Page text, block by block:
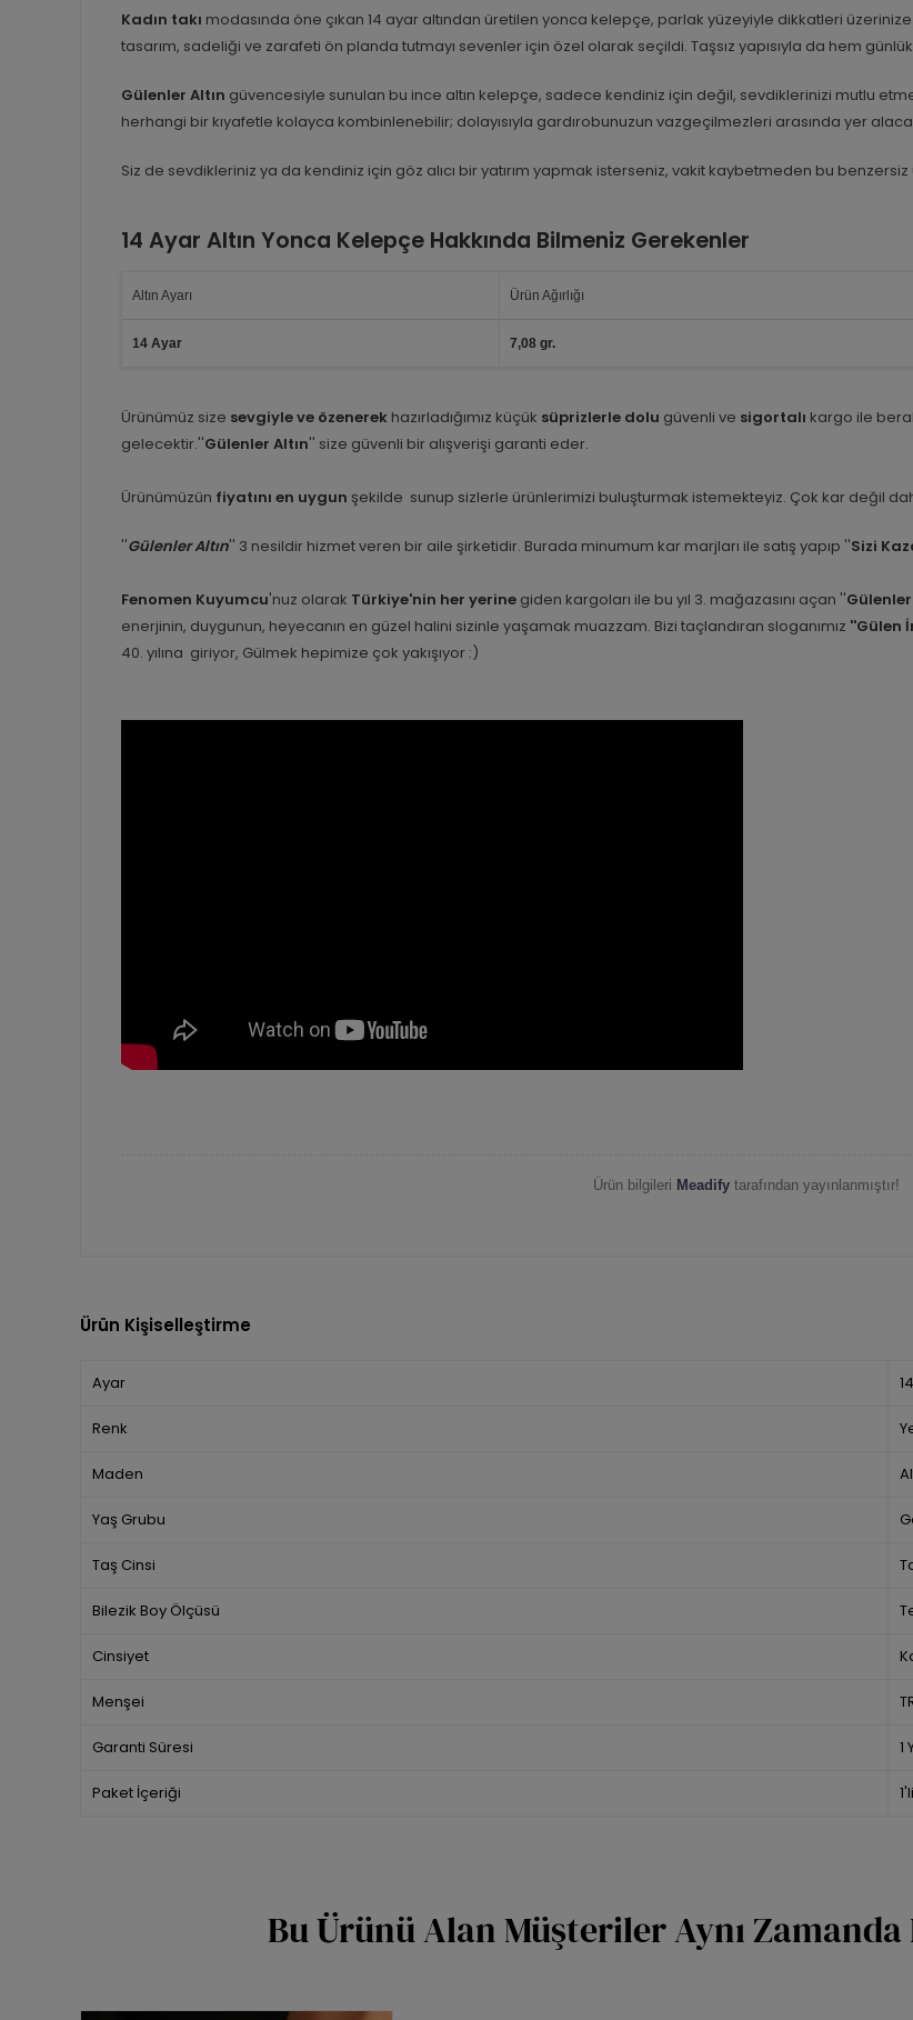
Kadın takı modasında öne çıkan 14 ayar altından üretilen yonca kelepçe, parlak yüzeyiyle dikkatleri
tasarım, sadeliği ve zarafeti ön planda tutmayı sevenler için özel olarak seçildi. Taşsız yapısıyla da hem
Gülenler Altın güvencesiyle sunulan bu ince altın kelepçe, sadece kendiniz için değil, sevdiklerinizi mutlu
herhangi bir kıyafetle kolayca kombinlenebilir; dolayısıyla gardırobunuzun vazgeçilmezleri arasında yer
Siz de sevdikleriniz ya da kendiniz için göz alıcı bir yatırım yapmak isterseniz, vakit kaybetmeden bu benzersiz
14 Ayar Altın Yonca Kelepçe Hakkında Bilmeniz Gerekenler
Altın Ayarı Ürün Ağırlığı
14 Ayar 7,08 gr.
Ürünümüz size sevgiyle ve özenerek hazırladığımız küçük süprizlerle dolu güvenli ve sigortalı kargo ile
gelecektir.''Gülenler Altın'' size güvenli bir alışverişi garanti eder.
Ürünümüzün fiyatını en uygun şekilde sunup sizlerle ürünlerimizi buluşturmak istemekteyiz. Çok kar değil
''Gülenler Altın'' 3 nesildir hizmet veren bir aile şirketidir. Burada minumum kar marjları ile satış yapıp ''Sizi
Fenomen Kuyumcu'nuz olarak Türkiye'nin her yerine giden kargoları ile bu yıl 3. mağazasını açan ''Gülenler
enerjinin, duygunun, heyecanın en güzel halini sizinle yaşamak muazzam. Bizi taçlandıran sloganımız ''Gülen
40. yılına giriyor, Gülmek hepimize çok yakışıyor :)
Ürün bilgileri Meadify tarafından yayınlanmıştır!
Ürün Kişiselleştirme
Ayar
Renk
Maden
Yaş Grubu
Taş Cinsi
Bilezik Boy Ölçüsü
Cinsiyet
Menşei
Garanti Süresi 1
Paket İçeriği 1'li
Bu Ürünü Alan Müşteriler Aynı Zamanda